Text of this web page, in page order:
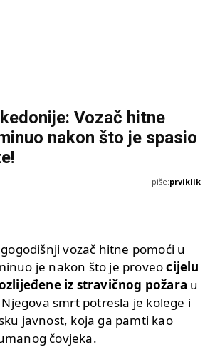
Vozač hitne
nakon što je spasio
piše:prviklik
vozač hitne pomoći u
je nakon što je proveocijelu
iz stravičnog požara u
smrt potresla je kolege i
javnost, koja ga pamti kao
čovjeka.